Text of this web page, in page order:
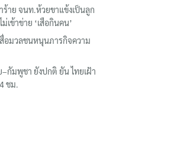
ร้าย จนท.ห้วยขาแข้งเป็นลูก
เข้าข่าย ‘เสือกินคน’
มวลชนหนุนภารกิจความ
กัมพูชา ยังปกติ ยัน ไทยเฝ้า
ชม.